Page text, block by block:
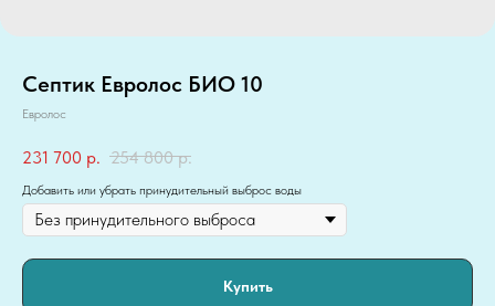
Септик Евролос БИО 10
Евролос
231 700 р. 254 800 р.
Добавить или убрать принудительный выброс воды
Купить